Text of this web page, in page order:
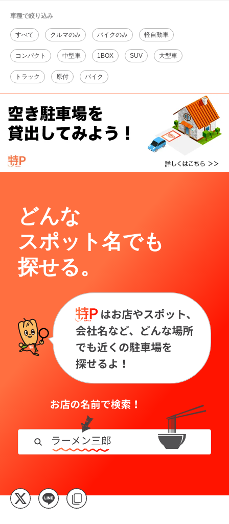
車種で絞り込み
すべて クルマのみ バイクのみ 軽自動車
コンパクト 中型車 1BOX SUV 大型車
トラック 原付 バイク
どんな
スポット名でも
探せる。